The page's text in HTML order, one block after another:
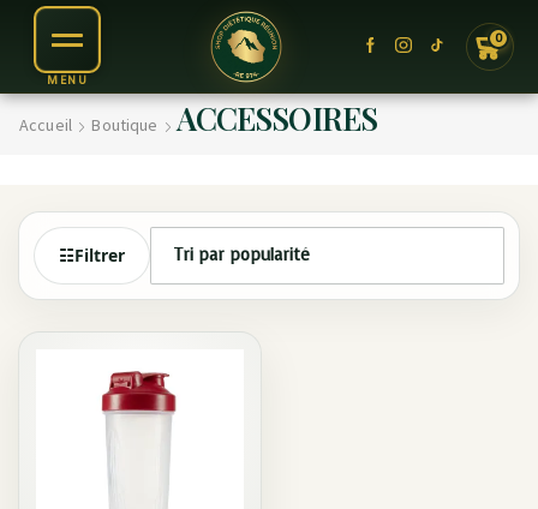
0
Accueil Boutique ACCESSOIRES
☷Filtrer